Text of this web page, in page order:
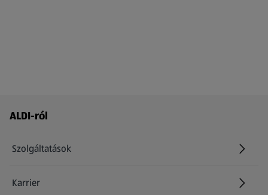
Láblécmenü - további linkek
ALDI-ról
Szolgáltatások
Karrier
(új oldalon nyílik meg)